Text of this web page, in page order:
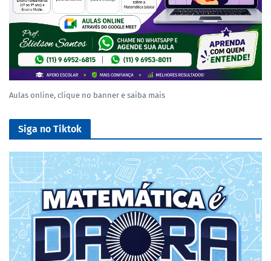
Aulas online, clique no banner e saiba mais
Siga no Tiktok